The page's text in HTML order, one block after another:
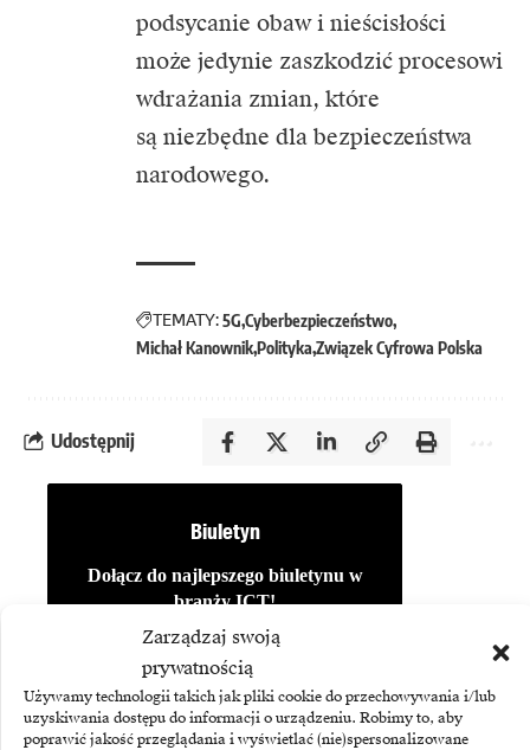
Zarządzaj swoją
prywatnością
Używamy technologii takich jak pliki cookie do przechowywania i/lub
uzyskiwania dostępu do informacji o urządzeniu. Robimy to, aby
poprawić jakość przeglądania i wyświetlać (nie)spersonalizowane
podsycanie obaw i nieścisłości
może jedynie zaszkodzić procesowi
wdrażania zmian, które
są niezbędne dla bezpieczeństwa
narodowego.
TEMATY:5G Cyberbezpieczeństwo
Michał KanownikPolityka Związek Cyfrowa Polska
Udostępnij
Biuletyn
Dołącz do najlepszego biuletynu w
branży ICT!